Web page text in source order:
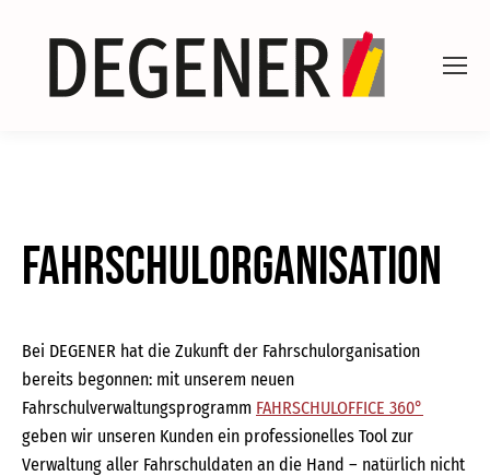
Fahrschulorganisation
Bei DEGENER hat die Zukunft der Fahrschulorganisation
bereits begonnen: mit unserem neuen
Fahrschulverwaltungsprogramm FAHRSCHULOFFICE 360°
geben wir unseren Kunden ein professionelles Tool zur
Verwaltung aller Fahrschuldaten an die Hand – natürlich nicht